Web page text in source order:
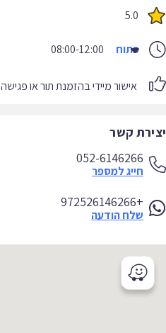
5.0
פתוח 08:00-12:00
אישור מיידי בהזמנת תור או פגישה
יצירת קשר
052-6146266
חייג למספר
+972526146266
שלח הודעה